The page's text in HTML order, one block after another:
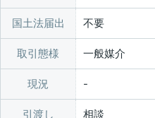
国土法届出 不要
取引態様 一般媒介
現況
引渡し 相談